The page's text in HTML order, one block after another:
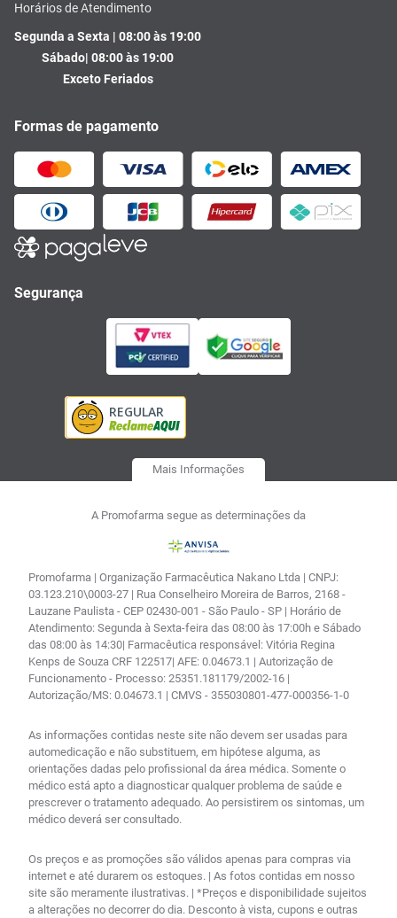
Horários de Atendimento
Segunda a Sexta | 08:00 às 19:00
Sábado| 08:00 às 19:00
Exceto Feriados
Formas de pagamento
Segurança
Mais Informações
A Promofarma segue as determinações da
Promofarma | Organização Farmacêutica Nakano Ltda | CNPJ:
03.123.210\0003-27 | Rua Conselheiro Moreira de Barros, 2168 -
Lauzane Paulista - CEP 02430-001 - São Paulo - SP | Horário de
Atendimento: Segunda à Sexta-feira das 08:00 às 17:00h e Sábado
das 08:00 às 14:30| Farmacêutica responsável: Vitória Regina
Kenps de Souza CRF 122517| AFE: 0.04673.1 | Autorização de
Funcionamento - Processo: 25351.181179/2002-16 |
Autorização/MS: 0.04673.1 | CMVS - 355030801-477-000356-1-0
As informações contidas neste site não devem ser usadas para
automedicação e não substituem, em hipótese alguma, as
orientações dadas pelo profissional da área médica. Somente o
médico está apto a diagnosticar qualquer problema de saúde e
prescrever o tratamento adequado. Ao persistirem os sintomas, um
médico deverá ser consultado.
Os preços e as promoções são válidos apenas para compras via
internet e até durarem os estoques. | As fotos contidas em nosso
site são meramente ilustrativas. | *Preços e disponibilidade sujeitos
a alterações no decorrer do dia. Desconto à vista, cupons e outras